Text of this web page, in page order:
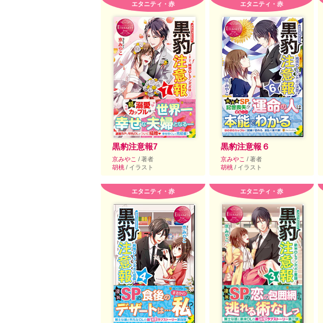
エタニティ・赤
黒豹注意報7
京みやこ / 著者
胡桃 / イラスト
エタニティ・赤
黒豹注意報６
京みやこ / 著者
胡桃 / イラスト
エタニティ・赤 エタニティ・赤